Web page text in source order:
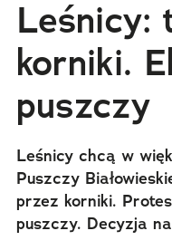
Leśnicy:
korniki.
puszczy
Leśnicy chcą w
Puszczy
przez korniki.
puszczy. Decyzja